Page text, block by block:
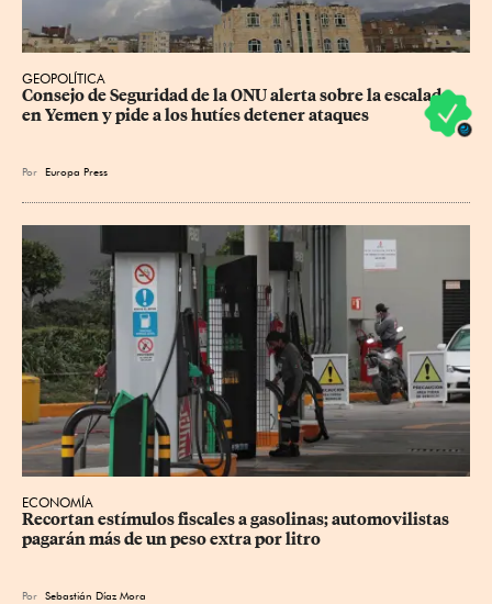
GEOPOLÍTICA
Consejo de Seguridad de la ONU alerta sobre la escalada
en Yemen y pide a los hutíes detener ataques
Por Europa Press
ECONOMÍA
Recortan estímulos fiscales a gasolinas; automovilistas
pagarán más de un peso extra por litro
Por Sebastián Díaz Mora